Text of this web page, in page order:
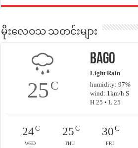
မိုးလေဝသ သတင်းများ
25C
Bago
Light Rain
humidity: 97%
wind: 1km/h S
H 25 • L 25
24C
WED
25C
THU
30 C
FRI